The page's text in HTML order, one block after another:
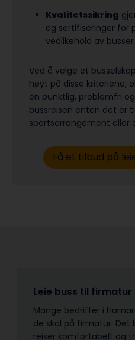
Kvalitetssikring
og sertifiseringer for
vedlikehold av
Ved å velge et
høyt på disse kriteriene,
en punktlig, problemfri
bussreisen enten det er
sports­arrangement eller
Få et tilbud på
Leie buss til firmatur
Mange bedrifter i
de skal på firmatur.
reiser komfortabelt og